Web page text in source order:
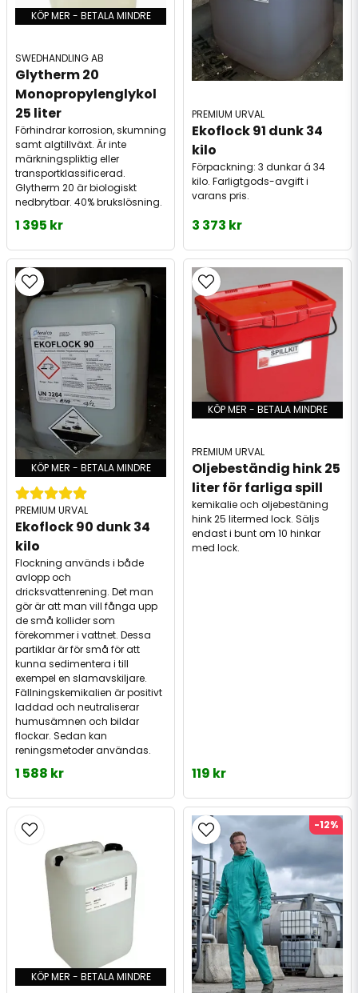
KÖP MER - BETALA MINDRE
SWEDHANDLING AB
Glytherm 20
Monopropylenglykol
25 liter
Förhindrar korrosion, skumning
samt algtillväxt. Är inte
märkningspliktig eller
transportklassificerad.
Glytherm 20 är biologiskt
nedbrytbar. 40% brukslösning.
1 395 kr
PREMIUM URVAL
Ekoflock 91 dunk 34
kilo
Förpackning: 3 dunkar á 34
kilo. Farligtgods-avgift i
varans pris.
3 373 kr
KÖP MER - BETALA MINDRE
PREMIUM URVAL
Ekoflock 90 dunk 34
kilo
Flockning används i både
avlopp och
dricksvattenrening. Det man
gör är att man vill fånga upp
de små kollider som
förekommer i vattnet. Dessa
partiklar är för små för att
kunna sedimentera i till
exempel en slamavskiljare.
Fällningskemikalien är positivt
laddad och neutraliserar
humusämnen och bildar
flockar. Sedan kan
reningsmetoder användas.
1 588 kr
KÖP MER - BETALA MINDRE
PREMIUM URVAL
Oljebeständig hink 25
liter för farliga spill
kemikalie och oljebestäning
hink 25 litermed lock. Säljs
endast i bunt om 10 hinkar
med lock.
119 kr
KÖP MER - BETALA MINDRE
-12%